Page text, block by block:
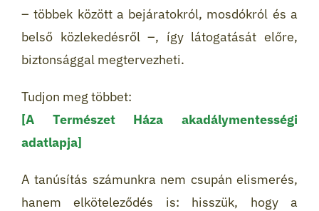
– többek között a bejáratokról, mosdókról és a
belső közlekedésről –, így látogatását előre,
biztonsággal megtervezheti.
Tudjon meg többet:
[A Természet Háza akadálymentességi
adatlapja]
A tanúsítás számunkra nem csupán elismerés,
hanem elköteleződés is: hisszük, hogy a